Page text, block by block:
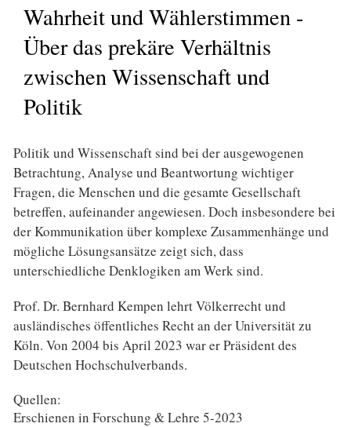
Wahrheit und Wählerstimmen -
Über das prekäre Verhältnis
zwischen Wissenschaft und
Politik
Politik und Wissenschaft sind bei der ausgewogenen
Betrachtung, Analyse und Beantwortung wichtiger
Fragen, die Menschen und die gesamte Gesellschaft
betreffen, aufeinander angewiesen. Doch insbesondere bei
der Kommunikation über komplexe Zusammenhänge und
mögliche Lösungsansätze zeigt sich, dass
unterschiedliche Denklogiken am Werk sind.
Prof. Dr. Bernhard Kempen lehrt Völkerrecht und
ausländisches öffentliches Recht an der Universität zu
Köln. Von 2004 bis April 2023 war er Präsident des
Deutschen Hochschulverbands.
Quellen:
Erschienen in Forschung & Lehre 5-2023